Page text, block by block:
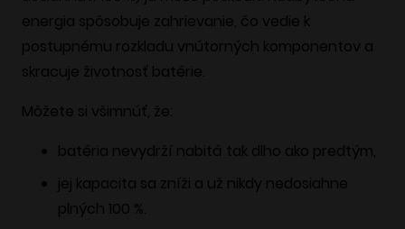
energia spôsobuje zahrievanie, čo vedie k
postupnému rozkladu vnútorných komponentov a
skracuje životnosť batérie.
Môžete si všimnúť, že:
batéria nevydrží nabitá tak dlho ako predtým,
jej kapacita sa zníži a už nikdy nedosiahne
plných 100 %.